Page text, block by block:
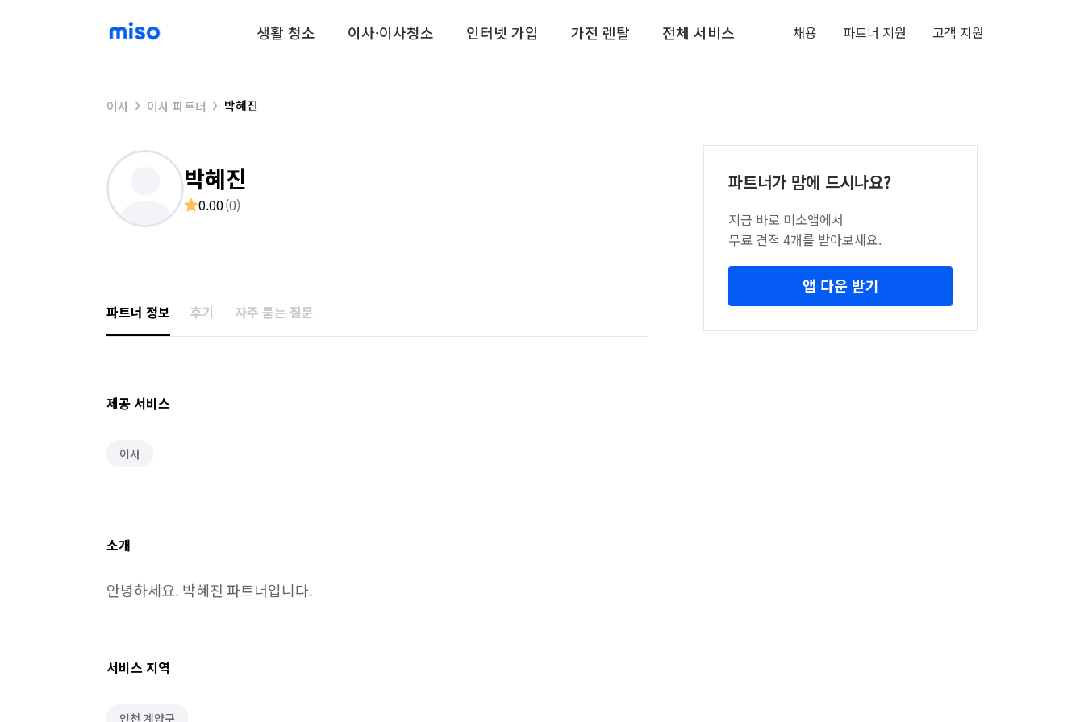
생활 청소 이사·이사청소 인터넷 가입 가전 렌탈 전체 서비스 채용 파트너 지원 고객 지원
이사 이사 파트너 박혜진
박혜진
0.00(0)
파트너 정보 후기 자주 묻는 질문
제공 서비스
이사
소개
안녕하세요. 박혜진 파트너입니다.
서비스 지역
인천 계양구
파트너가 맘에 드시나요?
지금 바로 미소앱에서
무료 견적 4개를 받아보세요.
앱 다운 받기